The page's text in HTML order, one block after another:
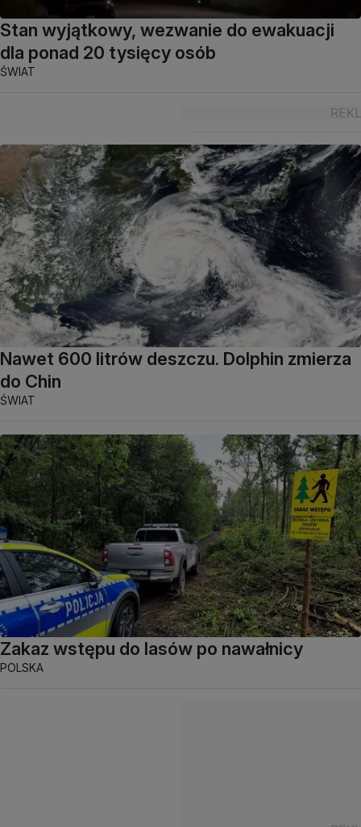
Stan wyjątkowy, wezwanie do ewakuacji
dla ponad 20 tysięcy osób
ŚWIAT
Nawet 600 litrów deszczu. Dolphin zmierza
do Chin
ŚWIAT
Zakaz wstępu do lasów po nawałnicy
POLSKA